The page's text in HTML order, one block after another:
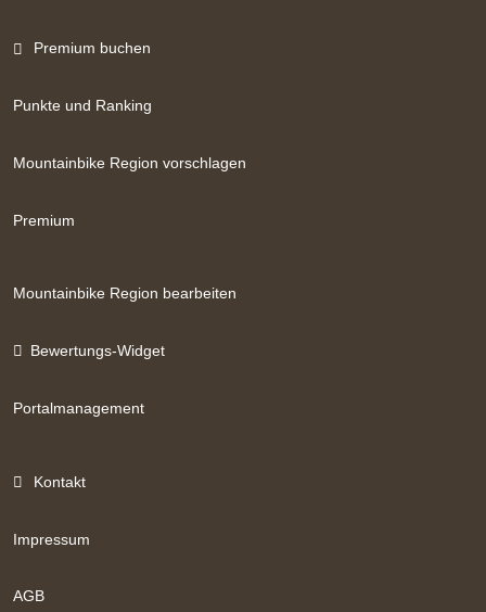
Premium buchen
Punkte und Ranking
Mountainbike Region vorschlagen
Premium
Mountainbike Region bearbeiten
Bewertungs-Widget
Portalmanagement
Kontakt
Impressum
AGB